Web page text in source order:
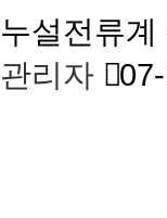
누설전류계
관리자